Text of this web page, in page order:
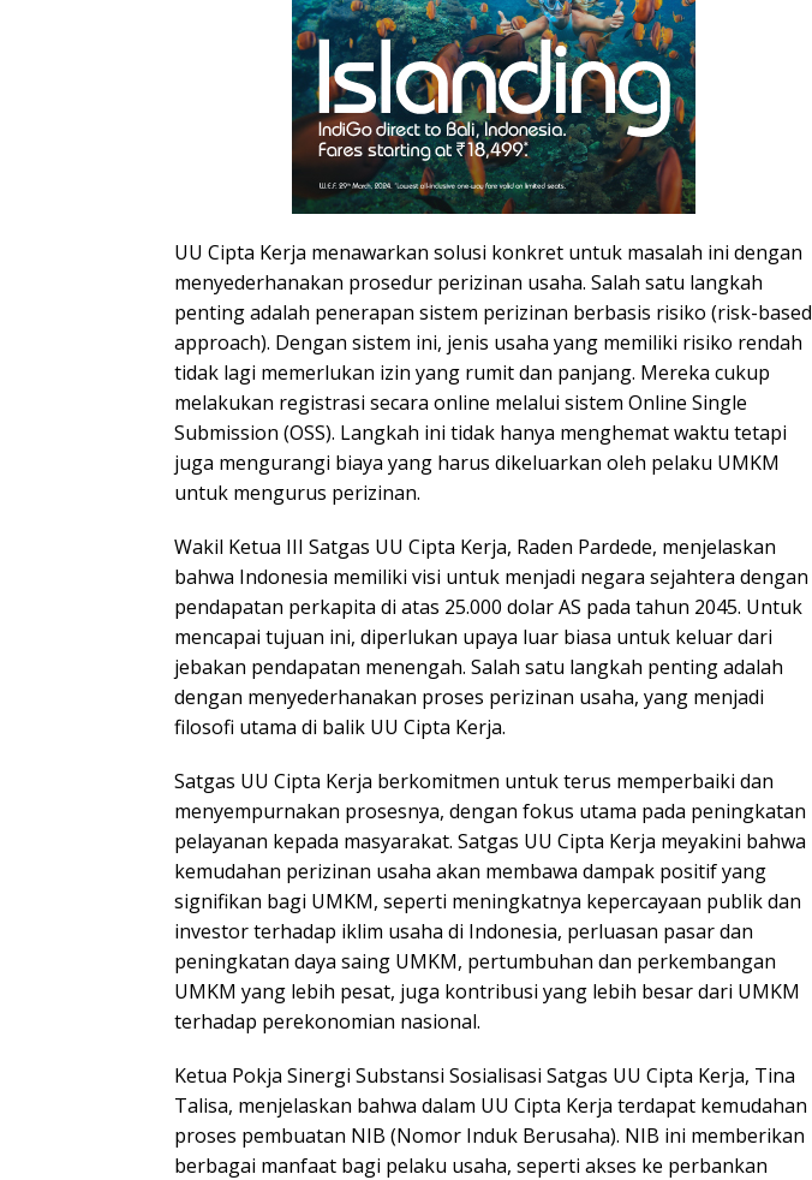
UU Cipta Kerja menawarkan solusi konkret untuk masalah ini dengan
menyederhanakan prosedur perizinan usaha. Salah satu langkah
penting adalah penerapan sistem perizinan berbasis risiko (risk-based
approach). Dengan sistem ini, jenis usaha yang memiliki risiko rendah
tidak lagi memerlukan izin yang rumit dan panjang. Mereka cukup
melakukan registrasi secara online melalui sistem Online Single
Submission (OSS). Langkah ini tidak hanya menghemat waktu tetapi
juga mengurangi biaya yang harus dikeluarkan oleh pelaku UMKM
untuk mengurus perizinan.
Wakil Ketua III Satgas UU Cipta Kerja, Raden Pardede, menjelaskan
bahwa Indonesia memiliki visi untuk menjadi negara sejahtera dengan
pendapatan perkapita di atas 25.000 dolar AS pada tahun 2045. Untuk
mencapai tujuan ini, diperlukan upaya luar biasa untuk keluar dari
jebakan pendapatan menengah. Salah satu langkah penting adalah
dengan menyederhanakan proses perizinan usaha, yang menjadi
filosofi utama di balik UU Cipta Kerja.
Satgas UU Cipta Kerja berkomitmen untuk terus memperbaiki dan
menyempurnakan prosesnya, dengan fokus utama pada peningkatan
pelayanan kepada masyarakat. Satgas UU Cipta Kerja meyakini bahwa
kemudahan perizinan usaha akan membawa dampak positif yang
signifikan bagi UMKM, seperti meningkatnya kepercayaan publik dan
investor terhadap iklim usaha di Indonesia, perluasan pasar dan
peningkatan daya saing UMKM, pertumbuhan dan perkembangan
UMKM yang lebih pesat, juga kontribusi yang lebih besar dari UMKM
terhadap perekonomian nasional.
Ketua Pokja Sinergi Substansi Sosialisasi Satgas UU Cipta Kerja, Tina
Talisa, menjelaskan bahwa dalam UU Cipta Kerja terdapat kemudahan
proses pembuatan NIB (Nomor Induk Berusaha). NIB ini memberikan
berbagai manfaat bagi pelaku usaha, seperti akses ke perbankan